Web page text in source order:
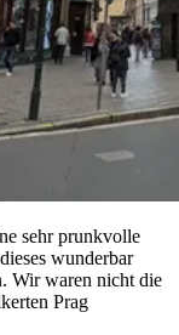
sehr prunkvolle
wunderbar
Wir waren nicht die
Prag